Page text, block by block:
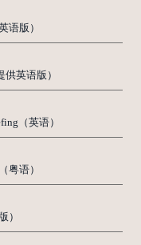
语版）
英语版）
（英语）
粤语）
）